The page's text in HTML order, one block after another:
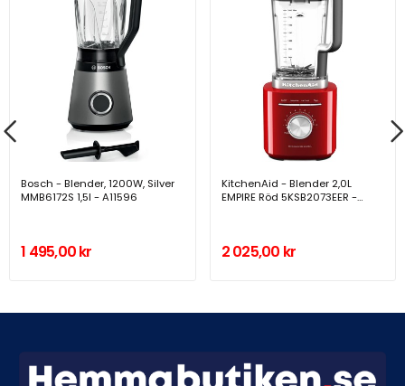
Bosch - Blender, 1200W, Silver
MMB6172S 1,5l - A11596
1 495,00 kr
KitchenAid - Blender 2,0L
EMPIRE Röd 5KSB2073EER -
2 025,00 kr